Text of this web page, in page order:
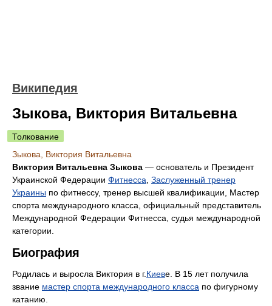
Википедия
Зыкова, Виктория Витальевна
Толкование
Зыкова, Виктория Витальевна
Виктория Витальевна Зыкова — основатель и Президент
Украинской Федерации Фитнесса Заслуженный тренер
Украины по фитнессу, тренер высшей квалификации, Мастер
спорта международного класса, официальный представитель
Международной Федерации Фитнесса, судья международной
категории.
Биография
Родилась и выросла Виктория в г.Киеве. В 15 лет получила
звание мастер спорта международного класса по фигурному
катанию.